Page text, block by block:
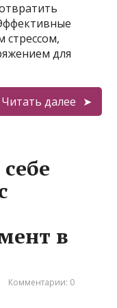
стрессом,
для
Читать далее
в
Комментарии: 0